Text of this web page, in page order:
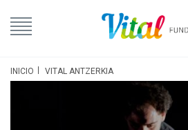
INICIO VITAL ANTZERKIA